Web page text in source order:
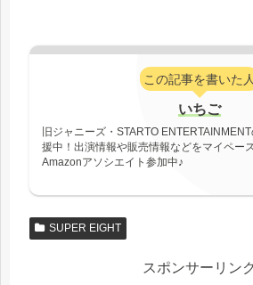
この記事を書いた人
いちご
旧ジャニーズ・STARTO
援中！出演情報や販売情報などをマイペー
Amazonアソシエイト参加中♪
SUPER EIGHT
スポンサーリンク